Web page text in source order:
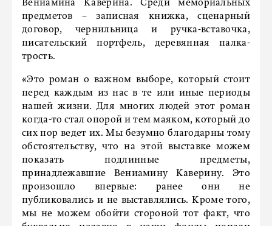
Вениамина Каверина. Среди мемориальных
предметов – записная книжка, сценарный
договор, чернильница и ручка-вставочка,
писательский портфель, деревянная палка-
трость.
«Это роман о важном выборе, который стоит
перед каждым из нас в те или иные периоды
нашей жизни. Для многих людей этот роман
когда-то стал опорой и тем маяком, который до
сих пор ведет их. Мы безумно благодарны тому
обстоятельству, что на этой выставке можем
показать подлинные предметы,
принадлежавшие Вениамину Каверину. Это
произошло впервые: ранее они не
публиковались и не выставлялись. Кроме того,
мы не можем обойти стороной тот факт, что